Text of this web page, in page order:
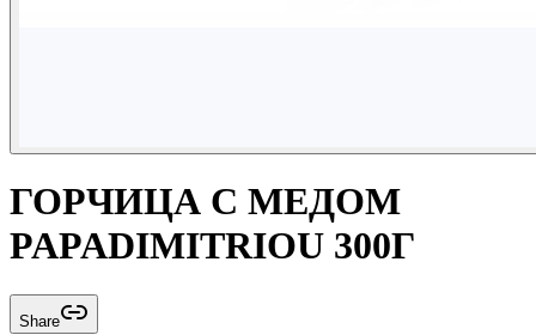
ГОРЧИЦА С МЕДОМ
PAPADIMITRIOU 300Г
Share